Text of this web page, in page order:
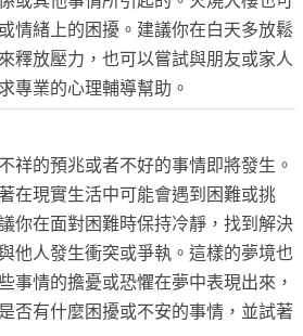
情緒上的困擾。建議你在白天多放鬆
釋放壓力，也可以嘗試與朋友或家人
專業的心理輔導幫助。
祥的預兆或者不好的事情即將發生。
在現實生活中可能會遇到困難或挑
你在面對困難時保持冷靜，找到解決
他人發生衝突或爭執。這樣的夢境也
事情的擔憂或恐懼在夢中表現出來，
否有什麼困擾或不安的事情，並試著